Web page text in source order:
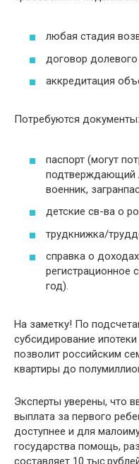
любая стадия
договор
аккредитация
Потребуются документы:
паспорт (могут
подтверждающий
военник,
детские св-ва о
трудкнижка/
справка о
регистрационное
год).
На заметку! По
субсидирование
позволит российским
квартиры до
Эксперты уверены, что
выплата за первого
доступнее и для
государства помощь,
составляет 10